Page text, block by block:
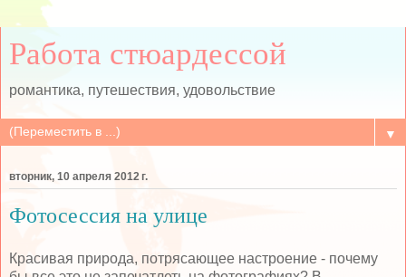
Работа стюардессой
романтика, путешествия, удовольствие
▼
вторник, 10 апреля 2012 г.
Фотосессия на улице
Красивая природа, потрясающее настроение - почему